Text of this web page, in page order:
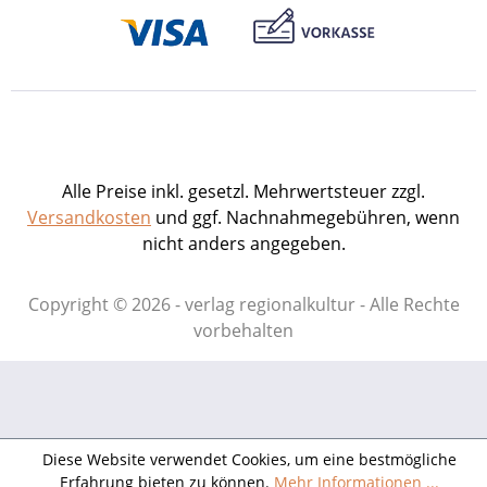
Alle Preise inkl. gesetzl. Mehrwertsteuer zzgl.
Versandkosten und ggf. Nachnahmegebühren, wenn
nicht anders angegeben.
Copyright © 2026 - verlag regionalkultur - Alle Rechte
vorbehalten
Diese Website verwendet Cookies, um eine bestmögliche
Erfahrung bieten zu können. Mehr Informationen ...